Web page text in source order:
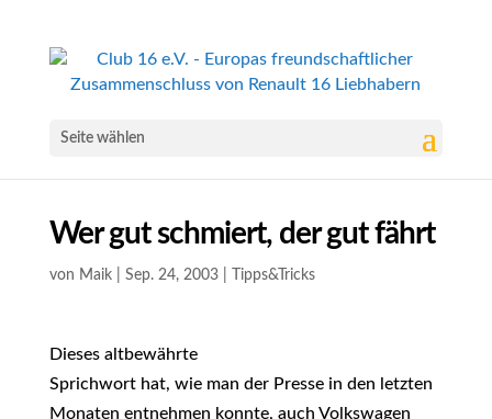
Seite wählen
Wer gut schmiert, der gut fährt
von Maik| Sep. 24, 2003| Tipps&Tricks
Dieses altbewährte
Sprichwort hat, wie man der Presse in den letzten
Monaten entnehmen konnte, auch Volkswagen